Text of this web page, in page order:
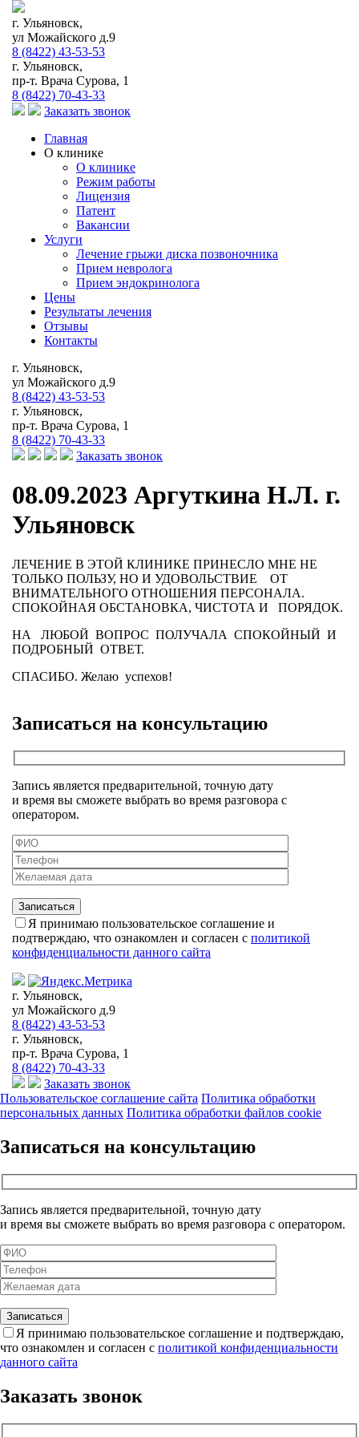
г. Ульяновск,
ул Можайского д.9
8 (8422) 43-53-53
г. Ульяновск,
пр-т. Врача Сурова, 1
8 (8422) 70-43-33
Заказать звонок
Главная
О клинике
О клинике
Режим работы
Лицензия
Патент
Вакансии
Услуги
Лечение грыжи диска позвоночника
Прием невролога
Прием эндокринолога
Цены
Результаты лечения
Отзывы
Контакты
г. Ульяновск,
ул Можайского д.9
8 (8422) 43-53-53
г. Ульяновск,
пр-т. Врача Сурова, 1
8 (8422) 70-43-33
Заказать звонок
08.09.2023 Аргуткина Н.Л. г.
Ульяновск
ЛЕЧЕНИЕ В ЭТОЙ КЛИНИКЕ ПРИНЕСЛО МНЕ НЕ
ТОЛЬКО ПОЛЬЗУ, НО И УДОВОЛЬСТВИЕ ОТ
ВНИМАТЕЛЬНОГО ОТНОШЕНИЯ ПЕРСОНАЛА.
СПОКОЙНАЯ ОБСТАНОВКА, ЧИСТОТА И ПОРЯДОК.
НА ЛЮБОЙ ВОПРОС ПОЛУЧАЛА СПОКОЙНЫЙ И
ПОДРОБНЫЙ ОТВЕТ.
СПАСИБО. Желаю успехов!
Записаться на консультацию
Запись является предварительной, точную дату
и время вы сможете выбрать во время разговора с
оператором.
Я принимаю пользовательское соглашение и
подтверждаю, что ознакомлен и согласен с политикой
конфиденциальности данного сайта
г. Ульяновск,
ул Можайского д.9
8 (8422) 43-53-53
г. Ульяновск,
пр-т. Врача Сурова, 1
8 (8422) 70-43-33
Заказать звонок
Пользовательское соглашение сайта Политика обработки
персональных данных Политика обработки файлов cookie
Записаться на консультацию
Запись является предварительной, точную дату
и время вы сможете выбрать во время разговора с оператором.
Я принимаю пользовательское соглашение и подтверждаю,
что ознакомлен и согласен с политикой конфиденциальности
данного сайта
Заказать звонок